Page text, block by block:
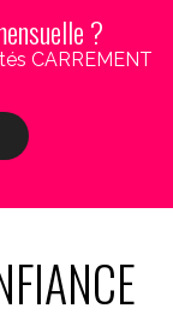
?
CARREMENT